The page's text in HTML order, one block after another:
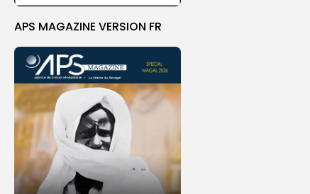
APS MAGAZINE VERSION FR